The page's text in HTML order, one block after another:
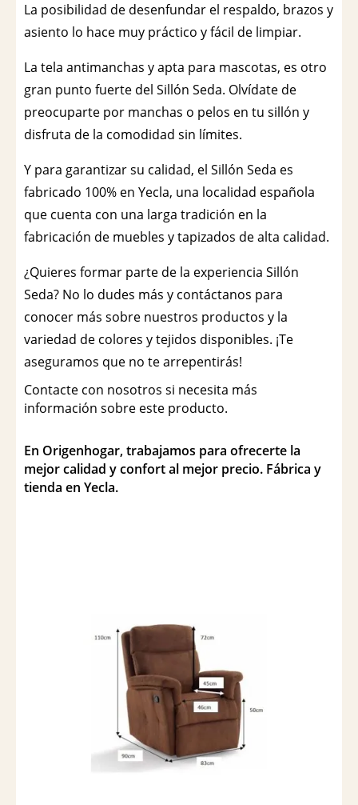
La posibilidad de desenfundar el respaldo, brazos y
asiento lo hace muy práctico y fácil de limpiar.
La tela antimanchas y apta para mascotas, es otro
gran punto fuerte del Sillón Seda. Olvídate de
preocuparte por manchas o pelos en tu sillón y
disfruta de la comodidad sin límites.
Y para garantizar su calidad, el Sillón Seda es
fabricado 100% en Yecla, una localidad española
que cuenta con una larga tradición en la
fabricación de muebles y tapizados de alta calidad.
¿Quieres formar parte de la experiencia Sillón
Seda? No lo dudes más y contáctanos para
conocer más sobre nuestros productos y la
variedad de colores y tejidos disponibles. ¡Te
aseguramos que no te arrepentirás!
Contacte con nosotros si necesita más
información sobre este producto.
En Origenhogar, trabajamos para ofrecerte la
mejor calidad y confort al mejor precio. Fábrica y
tienda en Yecla.